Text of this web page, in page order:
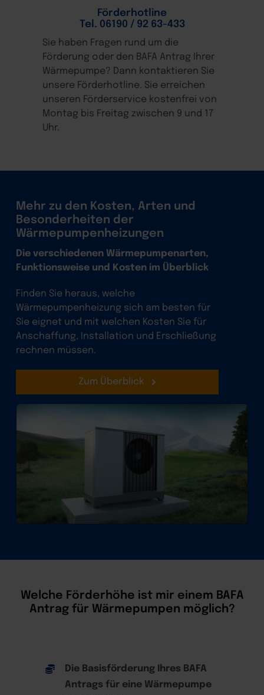
Förderhotline
Tel. 06190 / 92 63-433
Sie haben Fragen rund um die
Förderung oder den BAFA Antrag Ihrer
Wärmepumpe? Dann kontaktieren Sie
unsere Förderhotline. Sie erreichen
unseren Förderservice kostenfrei von
Montag bis Freitag zwischen 9 und 17
Uhr.
Mehr zu den Kosten, Arten und
Besonderheiten der
Wärmepumpenheizungen
Die verschiedenen Wärmepumpenarten,
Funktionsweise und Kosten im Überblick
Finden Sie heraus, welche
Wärmepumpenheizung sich am besten für
Sie eignet und mit welchen Kosten Sie für
Anschaffung, Installation und Erschließung
rechnen müssen.
Zum Überblick
Welche Förderhöhe ist mir einem BAFA
Antrag für Wärmepumpen möglich?
Die Basisförderung Ihres BAFA
Antrags für eine Wärmepumpe